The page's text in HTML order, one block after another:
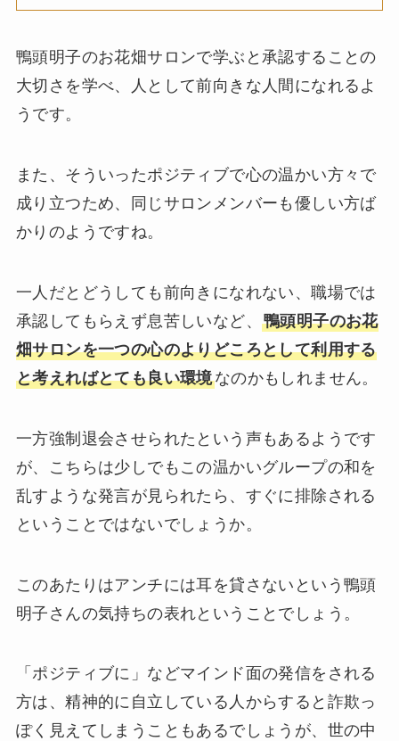
鴨頭明子のお花畑サロンで学ぶと承認することの
大切さを学べ、人として前向きな人間になれるよ
うです。
また、そういったポジティブで心の温かい方々で
成り立つため、同じサロンメンバーも優しい方ば
かりのようですね。
一人だとどうしても前向きになれない、職場では
承認してもらえず息苦しいなど、 鴨頭明子のお花
畑サロンを一つの心のよりどころとして利用する
と考えればとても良い環境なのかもしれません。
一方強制退会させられたという声もあるようです
が、こちらは少しでもこの温かいグループの和を
乱すような発言が見られたら、すぐに排除される
ということではないでしょうか。
このあたりはアンチには耳を貸さないという鴨頭
明子さんの気持ちの表れということでしょう。
「ポジティブに」などマインド面の発信をされる
方は、精神的に自立している人からすると詐欺っ
ぽく見えてしまうこともあるでしょうが、世の中